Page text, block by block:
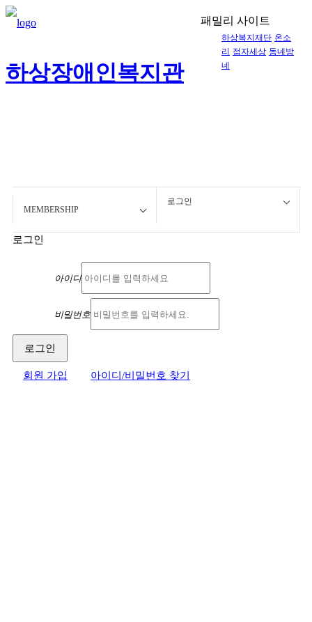
하상장애인복지관
MEMBERSHIP
로그인
로그인
아이디
비밀번호
회원 가입 아이디/비밀번호 찾기
패밀리 사이트
하상복지재단 온소
리
점자세상 동네방
네